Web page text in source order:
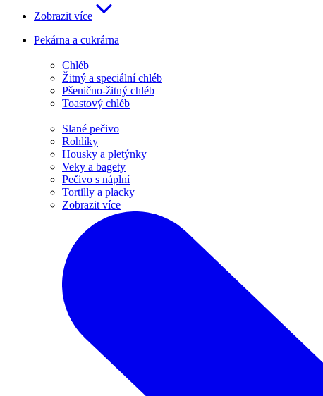
Zobrazit více
Pekárna a cukrárna
Chléb
Žitný a speciální chléb
Pšenično-žitný chléb
Toastový chléb
Slané pečivo
Rohlíky
Housky a pletýnky
Veky a bagety
Pečivo s náplní
Tortilly a placky
Zobrazit více